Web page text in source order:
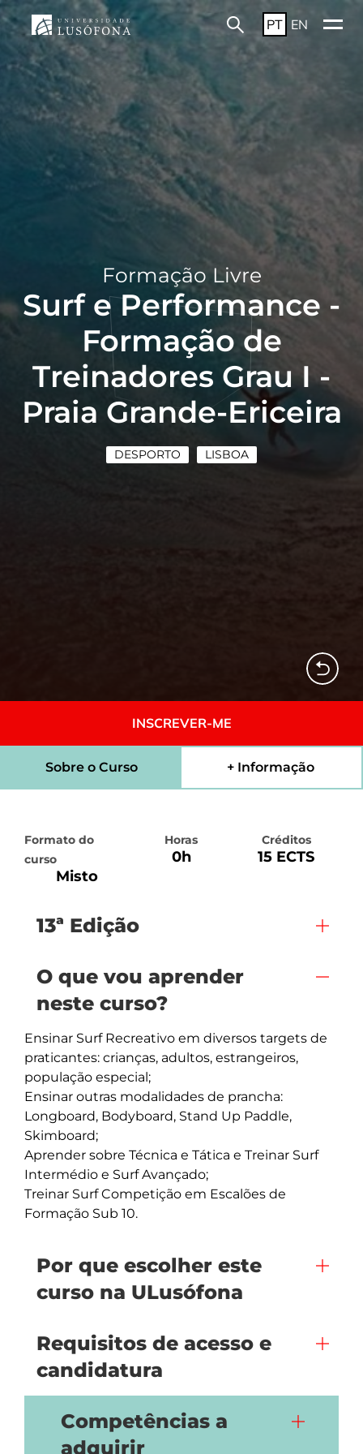
PT EN
Formação Livre
Surf e Performance -
Formação de
Treinadores Grau I -
Praia Grande-Ericeira
DESPORTO LISBOA
INSCREVER-ME
Sobre o Curso + Informação
Formato do
curso
Misto
Horas
0h
Créditos
15 ECTS
13ª Edição
O que vou aprender
neste curso?
Ensinar Surf Recreativo em diversos targets de
praticantes: crianças, adultos, estrangeiros,
população especial;
Ensinar outras modalidades de prancha:
Longboard, Bodyboard, Stand Up Paddle,
Skimboard;
Aprender sobre Técnica e Tática e Treinar Surf
Intermédio e Surf Avançado;
Treinar Surf Competição em Escalões de
Formação Sub 10.
Por que escolher este
curso na ULusófona
Requisitos de acesso e
candidatura
Competências a
adquirir